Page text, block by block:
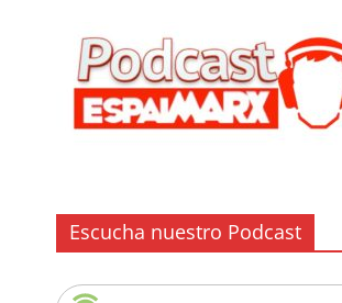
Escucha nuestro Podcast